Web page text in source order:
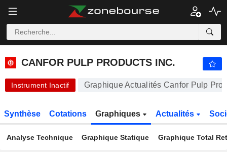
CANFOR PULP PRODUCTS INC.
Instrument Inactif Graphique Actualités Canfor Pulp
Synthèse Cotations Graphiques Actualités
Analyse Technique Graphique Statique Graphique Total